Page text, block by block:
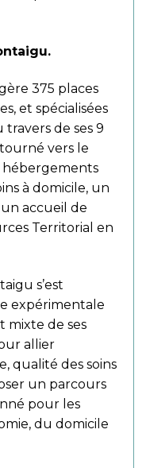
375 places
et spécialisées
de ses 9
vers le
hébergements
à domicile, un
accueil de
Territorial en
s’est
expérimentale
mixte de ses
allier
qualité des soins
un parcours
pour les
du domicile